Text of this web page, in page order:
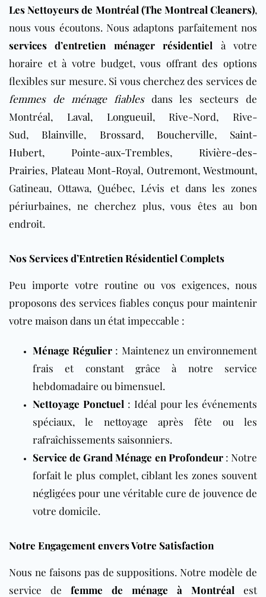
Les Nettoyeurs de Montréal (The Montreal Cleaners),
nous vous écoutons. Nous adaptons parfaitement nos
services d’entretien ménager résidentiel à votre
horaire et à votre budget, vous offrant des options
flexibles sur mesure. Si vous cherchez des services de
femmes de ménage fiablesdans les secteurs de
Montréal, Laval, Longueuil, Rive-Nord, Rive-
Sud, Blainville, Brossard, Boucherville, Saint-
Hubert, Pointe-aux-Trembles, Rivière-des-
Prairies, Plateau Mont-Royal, Outremont, Westmount,
Gatineau, Ottawa, Québec, Lévis et dans les zones
périurbaines, ne cherchez plus, vous êtes au bon
endroit.
Nos Services d’Entretien Résidentiel Complets
Peu importe votre routine ou vos exigences, nous
proposons des services fiables conçus pour maintenir
votre maison dans un état impeccable :
Ménage Régulier : Maintenez un environnement
frais et constant grâce à notre service
hebdomadaire ou bimensuel.
Nettoyage Ponctuel : Idéal pour les événements
spéciaux, le nettoyage après fête ou les
rafraîchissements saisonniers.
Service de Grand Ménage en Profondeur: Notre
forfait le plus complet, ciblant les zones souvent
négligées pour une véritable cure de jouvence de
votre domicile.
Notre Engagement envers Votre Satisfaction
Nous ne faisons pas de suppositions. Notre modèle de
service de femme de ménage à Montréal est